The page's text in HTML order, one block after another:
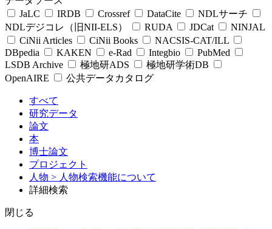
JaLC
IRDB Crossref DataCite
NDLサーチ
NDLデジコレ（旧NII-ELS）
RUDA JDCat
NINJAL
CiNii Articles
CiNii Books
NACSIS-CAT/ILL
DBpedia
KAKEN e-Rad Integbio
PubMed
LSDB Archive
極地研ADS
極地研学術DB
OpenAIRE
公共データカタログ
すべて
研究データ
論文
本
博士論文
プロジェクト
人物 > 人物検索機能について
詳細検索
閉じる